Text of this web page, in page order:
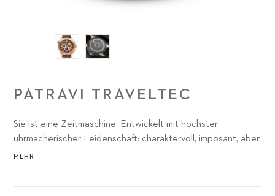
PATRAVI TRAVELTEC
Sie ist eine Zeitmaschine. Entwickelt mit höchster
uhrmacherischer Leidenschaft: charaktervoll, imposant, aber
dennoch harmonisch.
MEHR